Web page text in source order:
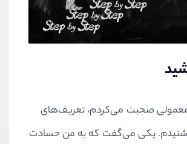
معمولی صحبت می‌کردم، تعریف‌های
یکی می‌گفت که به من حسادت